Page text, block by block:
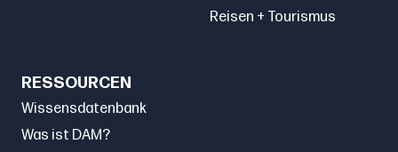
Reisen + Tourismus
RESSOURCEN
Wissensdatenbank
Was ist DAM?